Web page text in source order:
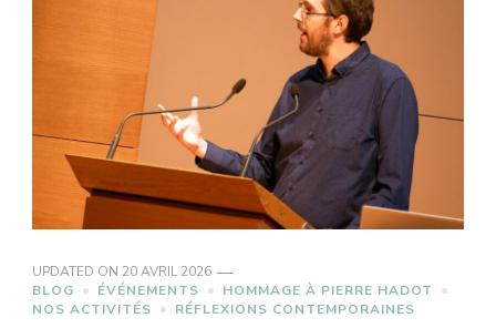
UPDATED ON 20 AVRIL 2026
BLOG
ÉVÉNEMENTS
HOMMAGE À PIERRE HADOT
NOS ACTIVITÉS
RÉFLEXIONS CONTEMPORAINES